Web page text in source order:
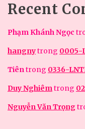
Recent
Phạm Khánh Ngọc
hangnytrong 0005-
Tiêntrong 0336-
Duy Nghiêmtrong
Nguyễn Văn Trọng